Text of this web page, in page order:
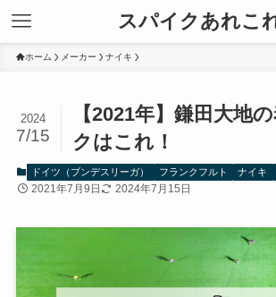
スパイクあれこ
ホーム メーカー ナイキ
【2021年】鎌田大地
クはこれ！
2024
7/15
ドイツ（ブンデスリーガ） フランクフルト ナイキ
2021年7月9日 2024年7月15日